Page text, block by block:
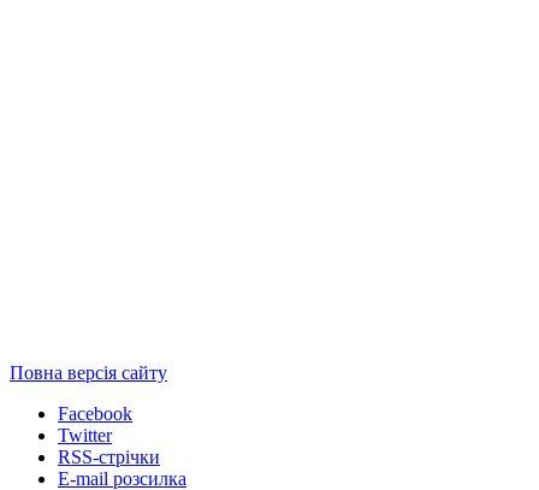
Повна версія сайту
Facebook
Twitter
RSS-стрічки
E-mail розсилка